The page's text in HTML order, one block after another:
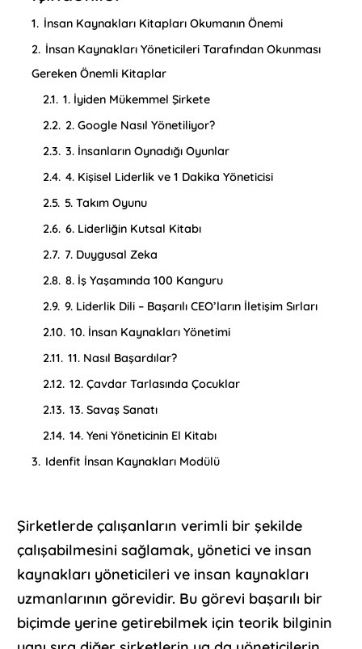
1. İnsan Kaynakları Kitapları Okumanın Önemi
2. İnsan Kaynakları Yöneticileri Tarafından Okunması
Gereken Önemli Kitaplar
2.1. 1. İyiden Mükemmel Şirkete
2.2. 2. Google Nasıl Yönetiliyor?
2.3. 3. İnsanların Oynadığı Oyunlar
2.4. 4. Kişisel Liderlik ve 1 Dakika Yöneticisi
2.5. 5. Takım Oyunu
2.6. 6. Liderliğin Kutsal Kitabı
2.7. 7. Duygusal Zeka
2.8. 8. İş Yaşamında 100 Kanguru
2.9. 9. Liderlik Dili – Başarılı CEO’ların İletişim Sırları
2.10. 10. İnsan Kaynakları Yönetimi
2.11. 11. Nasıl Başardılar?
2.12. 12. Çavdar Tarlasında Çocuklar
2.13. 13. Savaş Sanatı
2.14. 14. Yeni Yöneticinin El Kitabı
3. Idenfit İnsan Kaynakları Modülü
Şirketlerde çalışanların verimli bir şekilde
çalışabilmesini sağlamak, yönetici ve insan
kaynakları yöneticileri ve insan kaynakları
uzmanlarının görevidir. Bu görevi başarılı bir
biçimde yerine getirebilmek için teorik bilginin